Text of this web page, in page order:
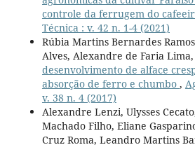
controle da ferrugem do
Técnica : v. 42 n. 1-4 (2021)
Rúbia Martins Bernardes
Alves, Alexandre de Faria Lima,
desenvolvimento de alface
absorção de ferro e chumbo ,
v. 38 n. 4 (2017)
Alexandre Lenzi, Ulysses
Machado Filho, Eliane
Cruz Roma, Leandro Martins